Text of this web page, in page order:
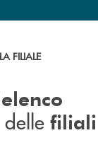
completo delle
FILIALE
elenco
delle filiali